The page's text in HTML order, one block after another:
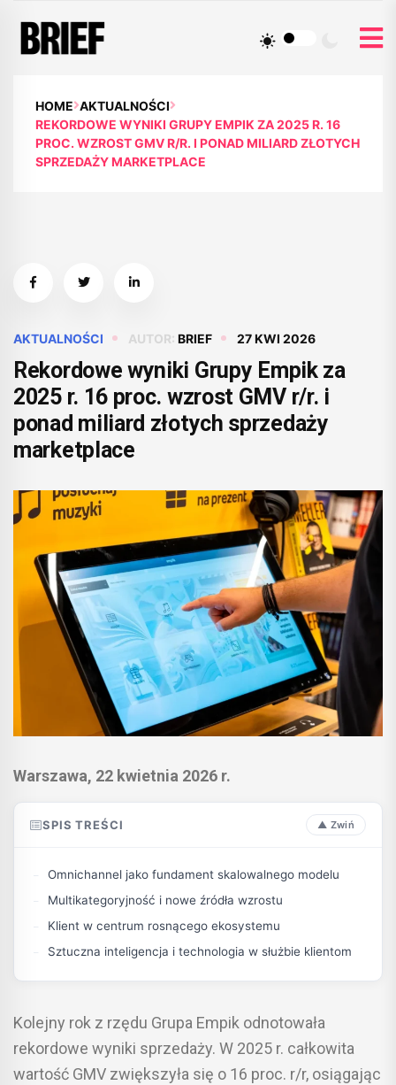
HOME AKTUALNOŚCI
REKORDOWE WYNIKI GRUPY EMPIK ZA 2025 R. 16
PROC. WZROST GMV R/R. I PONAD MILIARD ZŁOTYCH
SPRZEDAŻY MARKETPLACE
AKTUALNOŚCI AUTOR: BRIEF 27 KWI 2026
Rekordowe wyniki Grupy Empik za
2025 r. 16 proc. wzrost GMV r/r. i
ponad miliard złotych sprzedaży
marketplace
Warszawa, 22 kwietnia 2026 r.
SPIS TREŚCI
Omnichannel jako fundament skalowalnego modelu
Multikategoryjność i nowe źródła wzrostu
Klient w centrum rosnącego ekosystemu
Sztuczna inteligencja i technologia w służbie klientom
Kolejny rok z rzędu Grupa Empik odnotowała
rekordowe wyniki sprzedaży. W 2025 r. całkowita
wartość GMV zwiększyła się o 16 proc. r/r, osiągając